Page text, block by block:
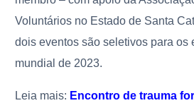
Voluntários no Estado de Santa
dois eventos são seletivos para os
mundial de 2023.
Leia mais: Encontro de trauma